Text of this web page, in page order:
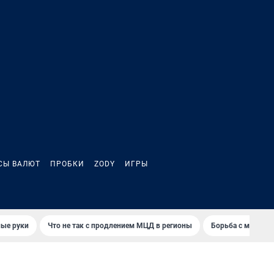
ВАЛЮТ ПРОБКИ ZODY ИГРЫ
руки Что не так с продлением МЦД в регионы Борьба с мэрией